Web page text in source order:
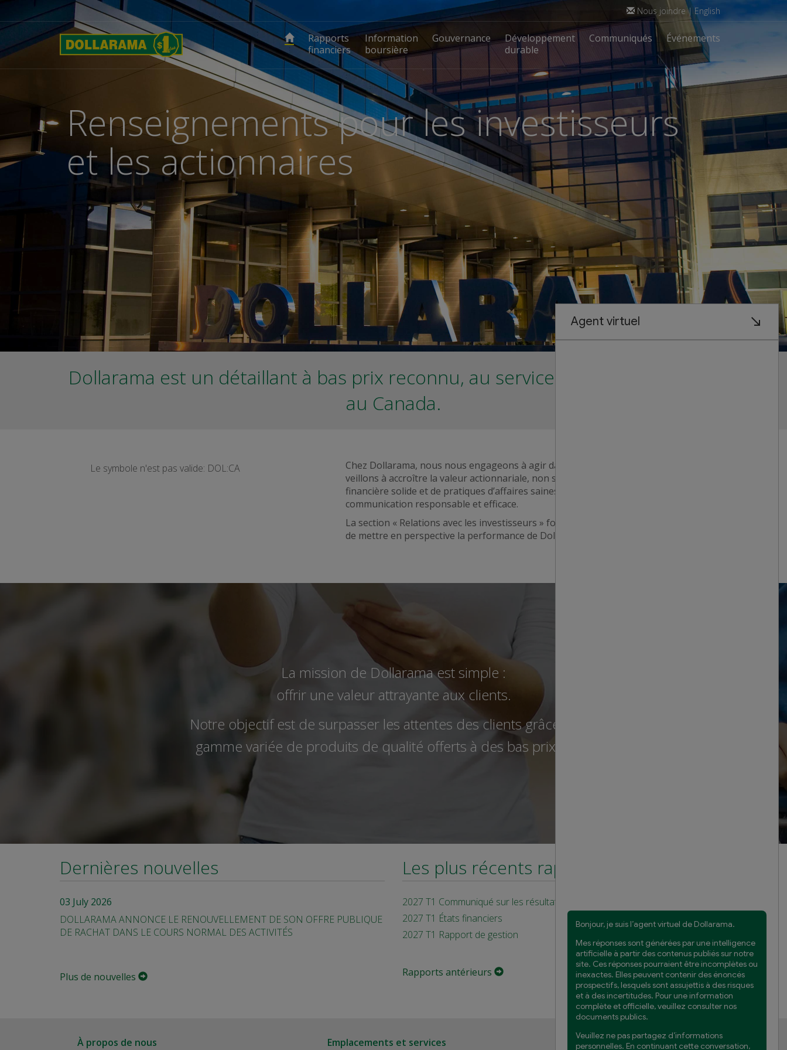
Nous joindre |English
Rapports
financiers
Information
boursière
Gouvernance
Développement
durable
Communiqués Événements
Renseignements pour les investisseurs
et les actionnaires
Dollarama est un détaillant à bas prix reconnu, au service des clients partout
au Canada.
Le symbole n'est pas valide: DOL:CA
Chez Dollarama, nous nous engageons à agir dans l’intérêt de nos actionnaires. Nous
veillons à accroître la valeur actionnariale, non seulement à l’aide d’une performance
financière solide et de pratiques d’affaires saines, mais aussi en favorisant une
communication responsable et efficace.
La section « Relations avec les investisseurs » fournit l’information la plus récente afin
de mettre en perspective la performance de Dollarama.
La mission de Dollarama est simple :
offrir une valeur attrayante aux clients.
Notre objectif est de surpasser les attentes des clients grâce à une
gamme variée de produits de qualité offerts à des bas prix fixes.
Dernières nouvelles
03 July 2026
DOLLARAMA ANNONCE LE RENOUVELLEMENT DE SON OFFRE PUBLIQUE
DE RACHAT DANS LE COURS NORMAL DES ACTIVITÉS
Plus de nouvelles
Les plus récents rapports financiers
2027 T1 Communiqué sur les résultats
2027 T1 États financiers
2027 T1 Rapport de gestion
Rapports antérieurs
À propos de nous Emplacements et services Service à la clientèle